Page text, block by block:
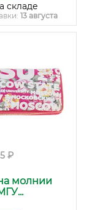
складе
13 августа
₽
молнии